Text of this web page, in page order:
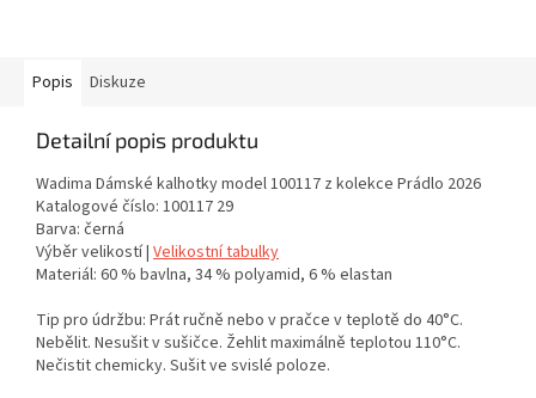
Popis Diskuze
Detailní popis produktu
Wadima Dámské kalhotky model 100117 z kolekce Prádlo 2026
Katalogové číslo: 100117 29
Barva: černá
Výběr velikostí | Velikostní tabulky
Materiál: 60 % bavlna, 34 % polyamid, 6 % elastan
Tip pro údržbu: Prát ručně nebo v pračce v teplotě do 40°C.
Nebělit. Nesušit v sušičce. Žehlit maximálně teplotou 110°C.
Nečistit chemicky. Sušit ve svislé poloze.